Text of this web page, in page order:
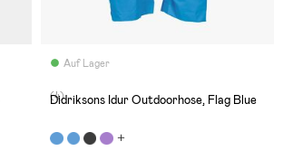
Auf Lager
(4)
Didriksons Idur Outdoorhose, Flag Blue